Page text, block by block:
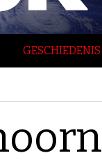
GESCHIEDENIS